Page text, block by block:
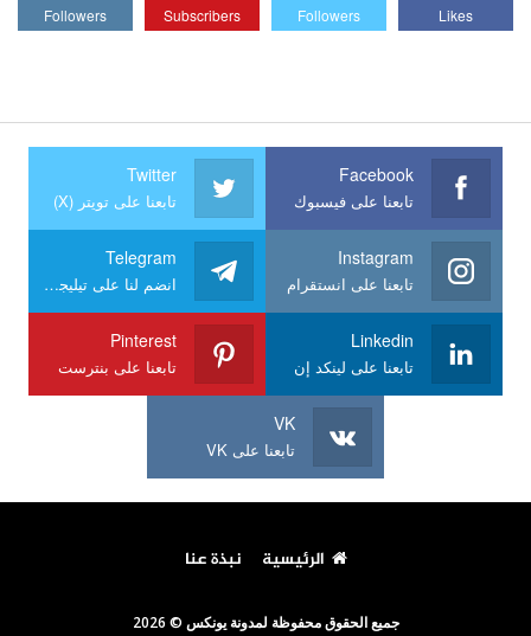
Likes
Followers
Subscribers
Followers
Facebook
تابعنا على فيسبوك
Twitter
تابعنا على تويتر (X)
Instagram
تابعنا على انستقرام
Telegram
انضم لنا على تيليجرام
Linkedin
تابعنا على لينكد إن
Pinterest
تابعنا على بنترست
VK
تابعنا على VK
الرئيسية نبذة عنا
جميع الحقوق محفوظة لمدونة يونكس © 2026